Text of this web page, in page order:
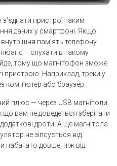
пристрої таким
даних у смартфоні. Якщо
пам’ять телефону
– слухати в такому
тому що магнітофон зможе
пристрою. Наприклад, треки у
комп’ютер або браузер.
плюс — через USB магнітоли
вам не доведеться зберігати
дроти. А ще магнітола
не зіпсується від
набагато довше, ніж від